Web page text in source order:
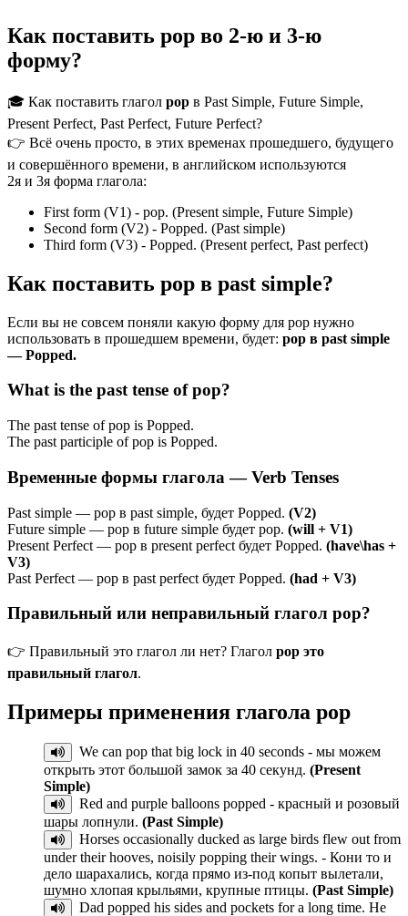
Как поставить pop во 2-ю и 3-ю
форму?
🎓 Как поставить глагол pop в Past Simple, Future Simple,
Present Perfect, Past Perfect, Future Perfect?
👉 Всё очень просто, в этих временах прошедшего, будущего
и совершённого времени, в английском используются
2я и 3я форма глагола:
First form (V1) - pop. (Present simple, Future Simple)
Second form (V2) - Popped. (Past simple)
Third form (V3) - Popped. (Present perfect, Past perfect)
Как поставить pop в past simple?
Если вы не совсем поняли какую форму для pop нужно
использовать в прошедшем времени, будет: pop в past simple
— Popped.
What is the past tense of pop?
The past tense of pop is Popped.
The past participle of pop is Popped.
Временные формы глагола — Verb Tenses
Past simple — pop в past simple, будет Popped. (V2)
Future simple — pop в future simple будет pop. (will + V1)
Present Perfect — pop в present perfect будет Popped. (have\has +
V3)
Past Perfect — pop в past perfect будет Popped. (had + V3)
Правильный или неправильный глагол pop?
👉 Правильный это глагол ли нет? Глагол pop это
правильный глагол.
Примеры применения глагола pop
We can pop that big lock in 40 seconds - мы можем
открыть этот большой замок за 40 секунд. (Present
Simple)
Red and purple balloons popped - красный и розовый
шары лопнули. (Past Simple)
Horses occasionally ducked as large birds flew out from
under their hooves, noisily popping their wings. - Кони то и
дело шарахались, когда прямо из-под копыт вылетали,
шумно хлопая крыльями, крупные птицы. (Past Simple)
Dad popped his sides and pockets for a long time. He